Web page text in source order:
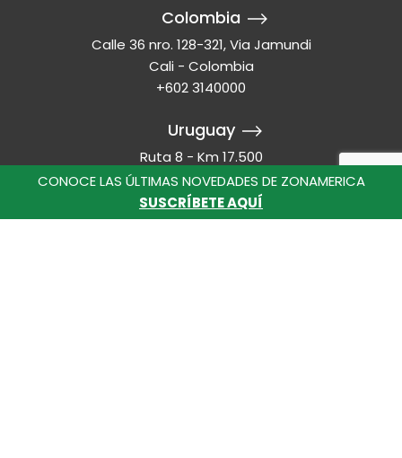
CONOCE LAS ÚLTIMAS NOVEDADES DE ZONAMERICA
SUSCRÍBETE AQUÍ
Colombia
Calle 36 nro. 128-321, Via Jamundi
Cali - Colombia
+602 3140000
Uruguay
Ruta 8 - Km 17.500
Montevideo - Uruguay
+598 2518 2000